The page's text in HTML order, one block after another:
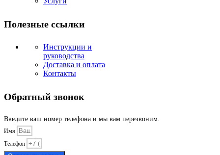
Полезные ссылки
Инструкции и
руководства
Доставка и оплата
Контакты
Обратный звонок
Введите ваш номер телефона и мы вам перезвоним.
Имя
Телефон